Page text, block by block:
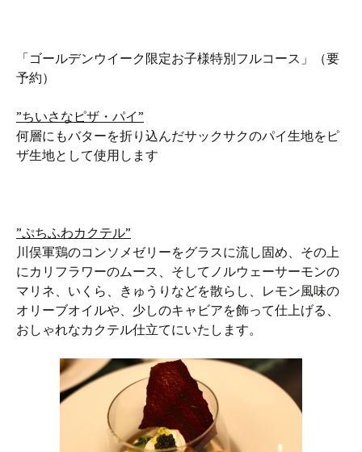
「ゴールデンウイーク限定お子様特別フルコース」（要
予約）
”ちいさなピザ・パイ”
何層にもバターを折り込んだサックサクのパイ生地をピ
ザ生地として使用します
”ぷちふわカクテル”
川俣軍鶏のコンソメゼリーをグラスに流し固め、その上
にカリフラワーのムース、そしてノルウェーサーモンの
マリネ、いくら、きゅうりなどを散らし、レモン風味の
オリーブオイルや、少しのキャビアを飾って仕上げる、
おしゃれなカクテル仕立てにいたします。